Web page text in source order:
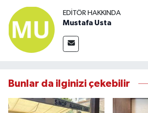
EDITÖR HAKKINDA
Mustafa Usta
Bunlar da ilginizi çekebilir